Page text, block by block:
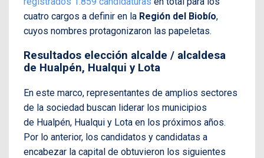
cuatro cargos a definir en la Región del Biobío,
cuyos nombres protagonizaron las papeletas.
Resultados elección alcalde / alcaldesa
de Hualpén, Hualqui y Lota
En este marco, representantes de amplios sectores
de la sociedad buscan liderar los municipios
de Hualpén, Hualqui y Lota en los próximos años.
Por lo anterior, los candidatos y candidatas a
encabezar la capital de obtuvieron los siguientes